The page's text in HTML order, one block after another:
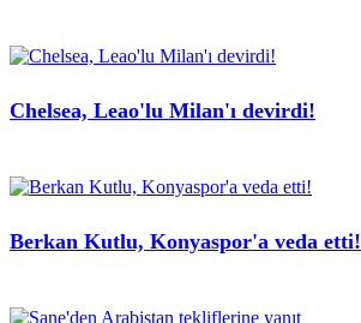
Chelsea, Leao'lu Milan'ı devirdi!
Berkan Kutlu, Konyaspor'a veda etti!